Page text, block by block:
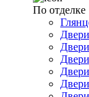
По отделке